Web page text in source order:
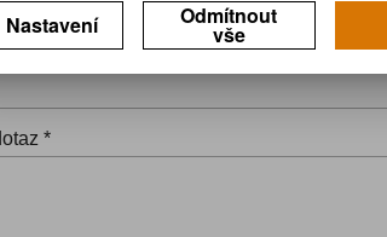
*
*
Nastavení Odmítnout
vše